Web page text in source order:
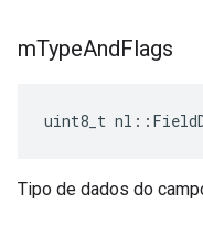
mTypeAndFlags
uint8_t
Tipo de dados do